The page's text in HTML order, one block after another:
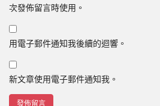
次發佈留言時使用。
用電子郵件通知我後續的迴響。
新文章使用電子郵件通知我。